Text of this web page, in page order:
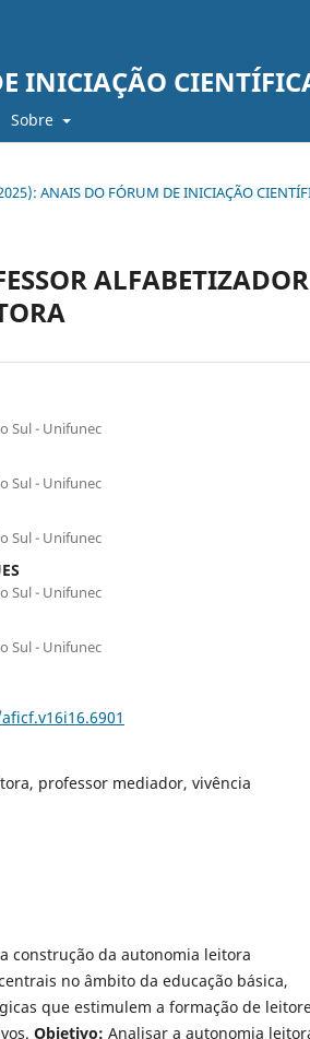
INICIAÇÃO
Sobre
ANAIS DO FÓRUM DE INICIAÇÃO
Sul - Unifunec
Sul - Unifunec
Sul - Unifunec
Sul - Unifunec
Sul - Unifunec
professor mediador, vivência
construção da autonomia leitora
no âmbito da educação básica,
que estimulem a formação de
Objetivo: Analisar a autonomia